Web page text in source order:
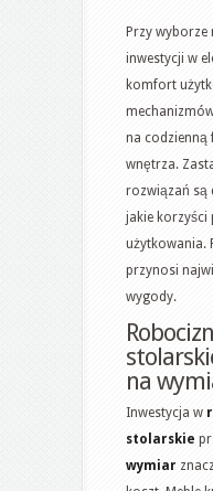
Przy wyborze
inwestycji w
komfort
na codzienną
wnętrza.
rozwiązań są
jakie korzyści
użytkowania.
przynosi
wygody.
na
Inwestycja w
stolarskie
wymiar